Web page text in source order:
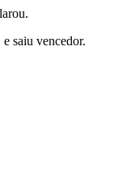
saiu vencedor.